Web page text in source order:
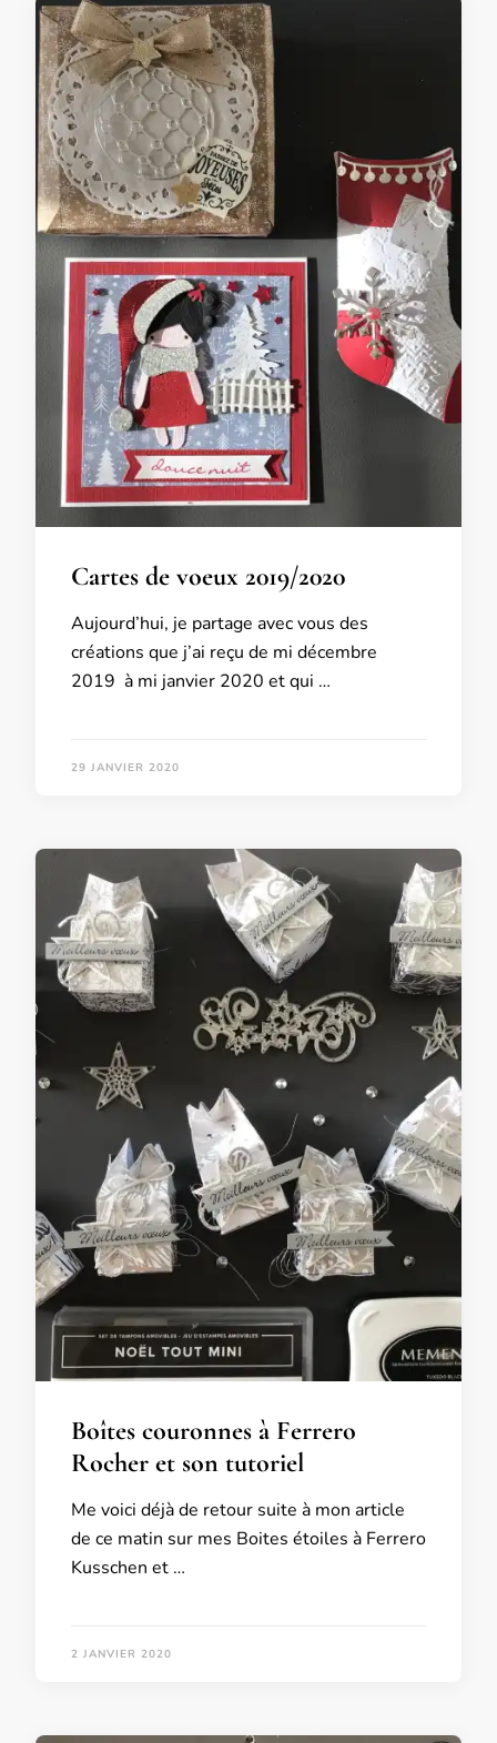
Cartes de voeux 2019/2020
Aujourd’hui, je partage avec vous des
créations que j’ai reçu de mi décembre
2019 à mi janvier 2020 et qui …
29 JANVIER 2020
Boîtes couronnes à Ferrero
Rocher et son tutoriel
Me voici déjà de retour suite à mon article
de ce matin sur mes Boites étoiles à Ferrero
Kusschen et …
2 JANVIER 2020